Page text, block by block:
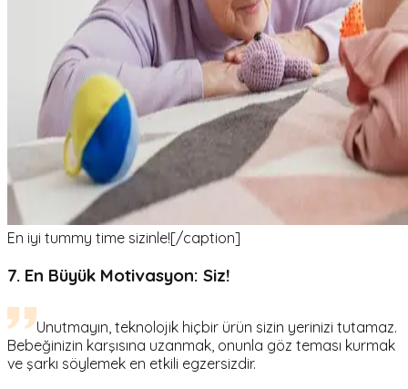
En iyi tummy time sizinle![/caption]
7. En Büyük Motivasyon: Siz!
Unutmayın, teknolojik hiçbir ürün sizin yerinizi tutamaz.
Bebeğinizin karşısına uzanmak, onunla göz teması kurmak
ve şarkı söylemek en etkili egzersizdir.